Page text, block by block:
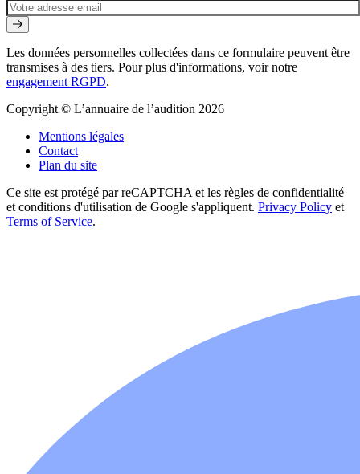
Les données personnelles collectées dans ce formulaire peuvent être
transmises à des tiers. Pour plus d'informations, voir notre
engagement RGPD.
Copyright © L’annuaire de l’audition 2026
Mentions légales
Contact
Plan du site
Ce site est protégé par reCAPTCHA et les règles de confidentialité
et conditions d'utilisation de Google s'appliquent. Privacy Policy et
Terms of Service.